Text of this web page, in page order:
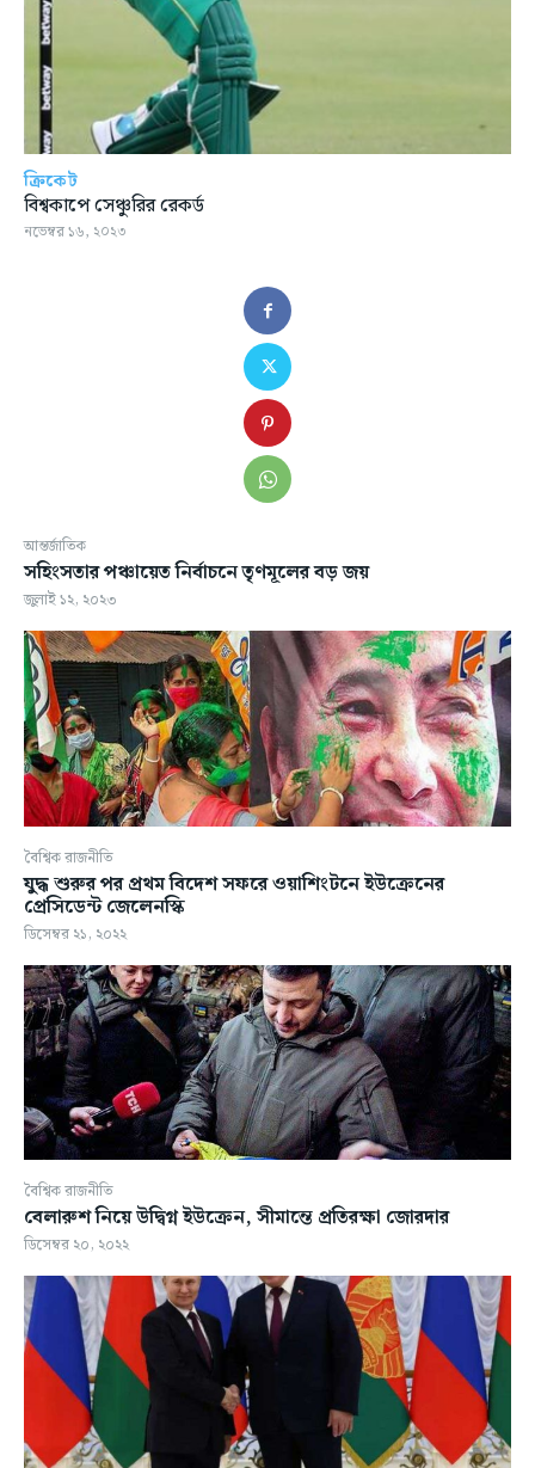
আন্তর্জাতিক
সহিংসতার পঞ্চায়েত নির্বাচনে তৃণমূলের বড় জয়
জুলাই ১২, ২০২৩
বৈশ্বিক রাজনীতি
যুদ্ধ শুরুর পর প্রথম বিদেশ সফরে ওয়াশিংটনে ইউক্রেনের
প্রেসিডেন্ট জেলেনস্কি
ডিসেম্বর ২১, ২০২২
বৈশ্বিক রাজনীতি
বেলারুশ নিয়ে উদ্বিগ্ন ইউক্রেন, সীমান্তে প্রতিরক্ষা জোরদার
ডিসেম্বর ২০, ২০২২
ক্রিকেট
বিশ্বকাপে সেঞ্চুরির রেকর্ড
নভেম্বর ১৬, ২০২৩